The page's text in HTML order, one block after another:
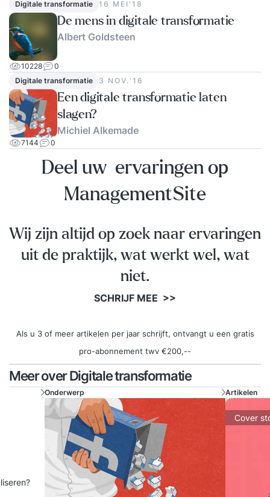
Digitale transformatie
16 MEI‘18
De mens in digitale transformatie
Albert Goldsteen
10228
0
Digitale transformatie
3 NOV.‘16
Een digitale transformatie laten
slagen?
Michiel Alkemade
7144 0
Deel uw ervaringen op
ManagementSite
Wij zijn altijd op zoek naar ervaringen
uit de praktijk, wat werkt wel, wat
niet.
SCHRIJF MEE >>
Als u 3 of meer artikelen per jaar schrijft, ontvangt u een gratis
pro-abonnement twv €200,--
Meer over Digitale transformatie
Onderwerp Artikelen
Cover